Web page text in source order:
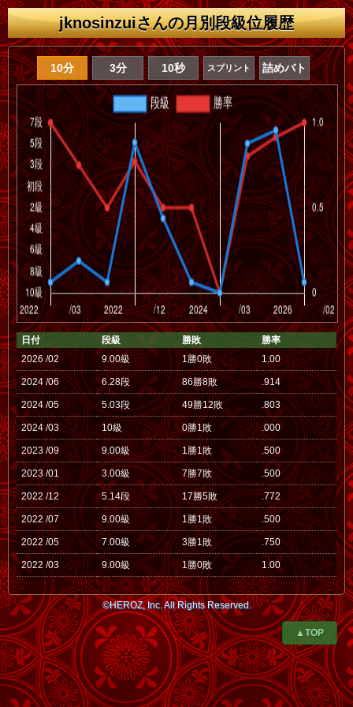
jknosinzuiさんの月別段級位履歴
10分 3分 10秒 スプリント 詰めバト
日付 段級 勝敗
勝率
2026 /02
9.00級 1勝0敗 1.00
2024 /06 6.28段 86勝8敗 .914
2024 /05 5.03段 49勝12敗 .803
2024 /03 10級 0勝1敗 .000
2023 /09 9.00級 1勝1敗 .500
2023 /01 3.00級 7勝7敗 .500
2022 /12 5.14段 17勝5敗 .772
2022 /07 9.00級 1勝1敗 .500
2022 /05 7.00級 3勝1敗 .750
2022 /03 9.00級 1勝0敗 1.00
©HEROZ, Inc. All Rights Reserved.
▲TOP